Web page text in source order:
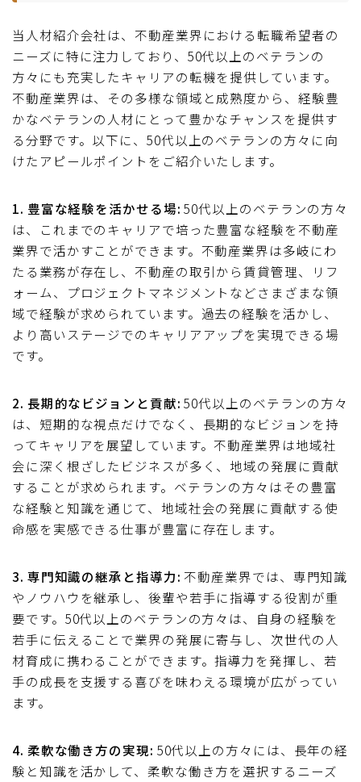
当人材紹介会社は、不動産業界における転職希望者の
ニーズに特に注力しており、50代以上のベテランの
方々にも充実したキャリアの転機を提供しています。
不動産業界は、その多様な領域と成熟度から、経験豊
かなベテランの人材にとって豊かなチャンスを提供す
る分野です。以下に、50代以上のベテランの方々に向
けたアピールポイントをご紹介いたします。
1. 豊富な経験を活かせる場: 50代以上のベテランの方々
は、これまでのキャリアで培った豊富な経験を不動産
業界で活かすことができます。不動産業界は多岐にわ
たる業務が存在し、不動産の取引から賃貸管理、リフ
ォーム、プロジェクトマネジメントなどさまざまな領
域で経験が求められています。過去の経験を活かし、
より高いステージでのキャリアアップを実現できる場
です。
2. 長期的なビジョンと貢献: 50代以上のベテランの方々
は、短期的な視点だけでなく、長期的なビジョンを持
ってキャリアを展望しています。不動産業界は地域社
会に深く根ざしたビジネスが多く、地域の発展に貢献
することが求められます。ベテランの方々はその豊富
な経験と知識を通じて、地域社会の発展に貢献する使
命感を実感できる仕事が豊富に存在します。
3. 専門知識の継承と指導力: 不動産業界では、専門知識
やノウハウを継承し、後輩や若手に指導する役割が重
要です。50代以上のベテランの方々は、自身の経験を
若手に伝えることで業界の発展に寄与し、次世代の人
材育成に携わることができます。指導力を発揮し、若
手の成長を支援する喜びを味わえる環境が広がってい
ます。
4. 柔軟な働き方の実現: 50代以上の方々には、長年の経
験と知識を活かして、柔軟な働き方を選択するニーズ